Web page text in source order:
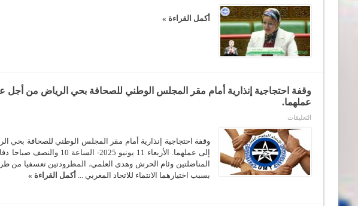
في
بولونيا.
مغلقة
إ.م.ش
يؤكد
موقفه
الثابت
دفاعا
عن
الوحدة
عنها
في
كل
أكمل القراءة »
وقفة احتجاجية إنذارية أمام مقر المجلس الوطني للصحافة بحي الرياض من أجل
عملهما.
التعليقات
احتجاجية
إنذارية
أمام
مقر
المجلس
الوطني
وقفة احتجاجية إنذارية أمام مقر المجلس الوطني للصحافة بحي
إلى عملهما. الأربعاء 11
المناضلتين وئام الحرش وهدى العلمي، المطرودتين تعسفيا من
بسبب اختيارهما الانتماء للاتحاد المغربي ...
أكمل القراءة »